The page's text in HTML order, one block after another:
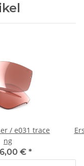
/ e031 trace
ng
€ *